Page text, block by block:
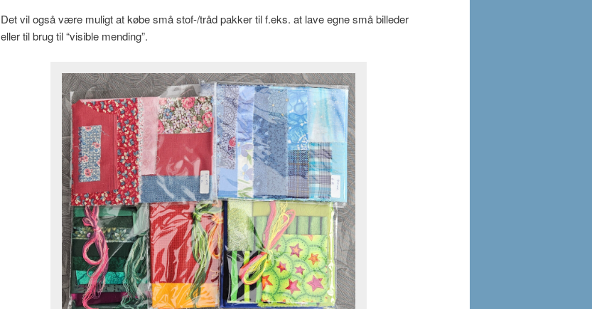
Det vil også være muligt at købe små stof-/tråd pakker til f.eks. at lave egne små billeder
eller til brug til “visible mending”.